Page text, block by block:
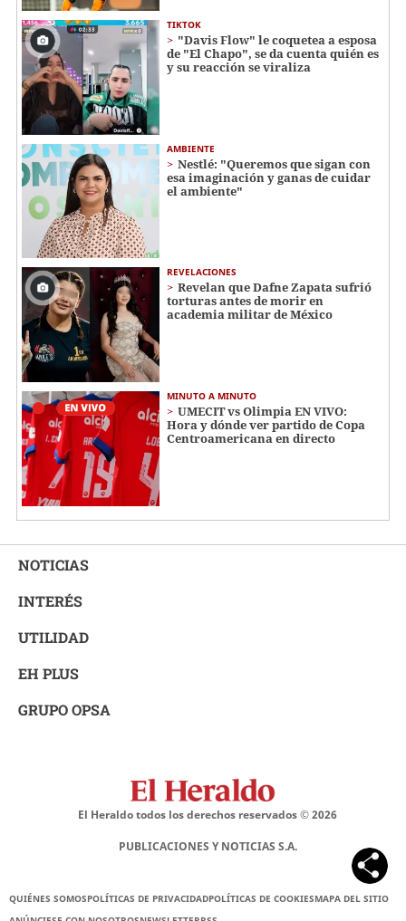
TIKTOK
"Davis Flow" le coquetea a esposa
de "El Chapo", se da cuenta quién es
y su reacción se viraliza
AMBIENTE
Nestlé: "Queremos que sigan con
esa imaginación y ganas de cuidar
el ambiente"
REVELACIONES
Revelan que Dafne Zapata sufrió
torturas antes de morir en
academia militar de México
MINUTO A MINUTO
UMECIT vs Olimpia EN VIVO:
Hora y dónde ver partido de Copa
Centroamericana en directo
NOTICIAS
INTERÉS
UTILIDAD
EH PLUS
GRUPO OPSA
El Heraldo todos los derechos reservados ©2026
PUBLICACIONES Y NOTICIAS S.A.
QUIÉNES SOMOSPOLÍTICAS DE PRIVACIDADPOLÍTICAS DE COOKIESMAPA DEL SITIO